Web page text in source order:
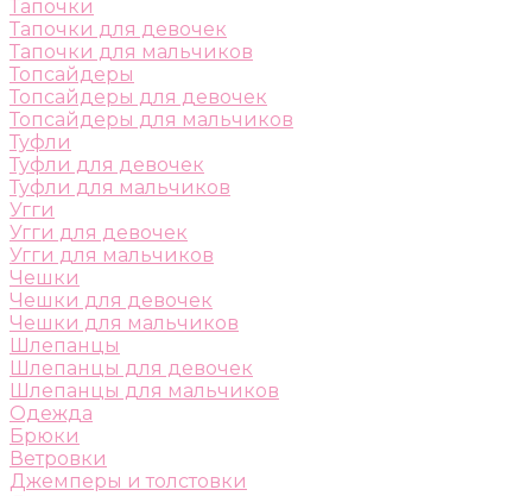
Тапочки
Тапочки для девочек
Тапочки для мальчиков
Топсайдеры
Топсайдеры для девочек
Топсайдеры для мальчиков
Туфли
Туфли для девочек
Туфли для мальчиков
Угги
Угги для девочек
Угги для мальчиков
Чешки
Чешки для девочек
Чешки для мальчиков
Шлепанцы
Шлепанцы для девочек
Шлепанцы для мальчиков
Одежда
Брюки
Ветровки
Джемперы и толстовки